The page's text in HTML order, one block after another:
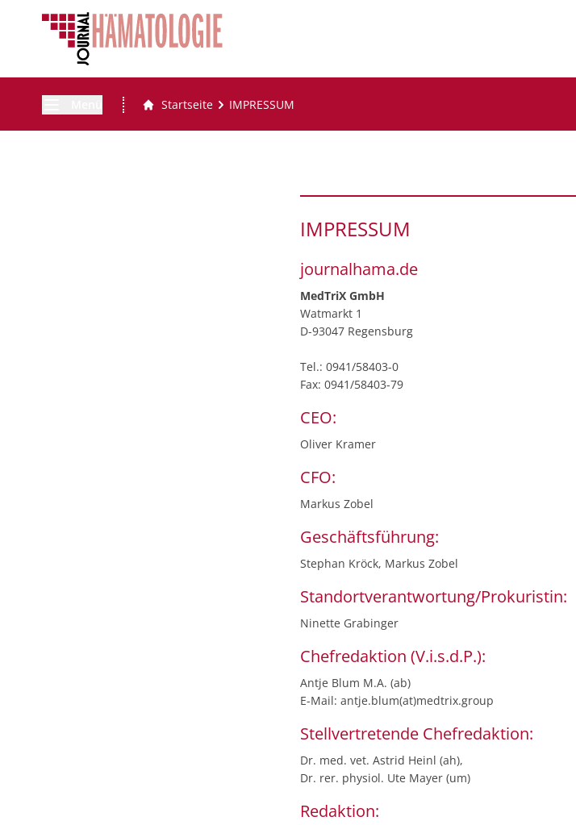
Startseite IMPRESSUM
IMPRESSUM
journalhama.de
MedTriX GmbH
Watmarkt 1
D-93047 Regensburg
Tel.: 0941/58403-0
Fax: 0941/58403-79
CEO:
Oliver Kramer
CFO:
Markus Zobel
Geschäftsführung:
Stephan Kröck, Markus Zobel
Standortverantwortung/Prokuristin:
Ninette Grabinger
Chefredaktion (V.i.s.d.P.):
Antje Blum M.A. (ab)
E-Mail: antje.blum(at)medtrix.group
Stellvertretende Chefredaktion:
Dr. med. vet. Astrid Heinl (ah),
Dr. rer. physiol. Ute Mayer (um)
Redaktion: